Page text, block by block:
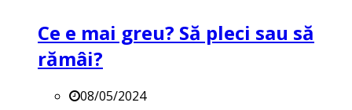
Ce e mai greu? Să pleci sau să
rămâi?
08/05/2024